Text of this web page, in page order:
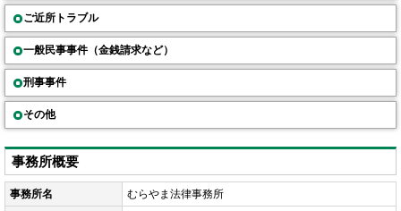
ご近所トラブル
一般民事事件（金銭請求など）
刑事事件
その他
事務所概要
事務所名 むらやま法律事務所